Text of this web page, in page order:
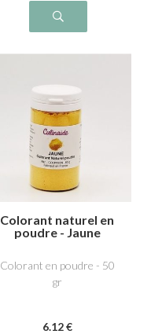
Colorant naturel en
poudre - Jaune
Colorant en poudre - 50
gr
6.12 €